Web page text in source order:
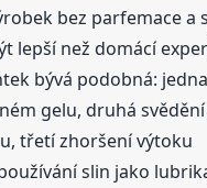
bez parfemace a
lepší než domácí
bývá podobná:
gelu, druhá
třetí zhoršení výtoku
slin jako